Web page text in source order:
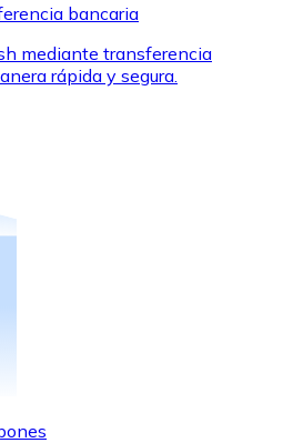
regalo
bancaria
mediante transferencia
rápida y segura.